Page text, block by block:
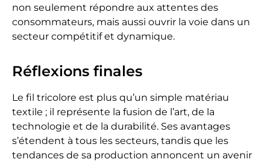
non seulement répondre aux attentes des
consommateurs, mais aussi ouvrir la voie dans un
secteur compétitif et dynamique.
Réflexions finales
Le fil tricolore est plus qu’un simple matériau
textile ; il représente la fusion de l’art, de la
technologie et de la durabilité. Ses avantages
s’étendent à tous les secteurs, tandis que les
tendances de sa production annoncent un avenir